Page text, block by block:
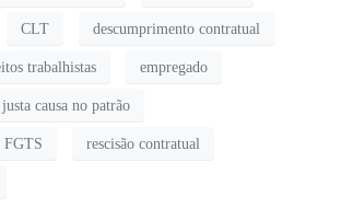
CLT descumprimento contratual
trabalhistas empregado
justa causa no patrão
FGTS rescisão contratual